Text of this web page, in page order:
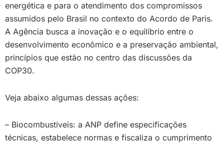
energética e para o atendimento dos compromissos
assumidos pelo Brasil no contexto do Acordo de Paris.
A Agência busca a inovação e o equilíbrio entre o
desenvolvimento econômico e a preservação ambiental,
princípios que estão no centro das discussões da
COP30.
Veja abaixo algumas dessas ações:
– Biocombustíveis: a ANP define especificações
técnicas, estabelece normas e fiscaliza o cumprimento